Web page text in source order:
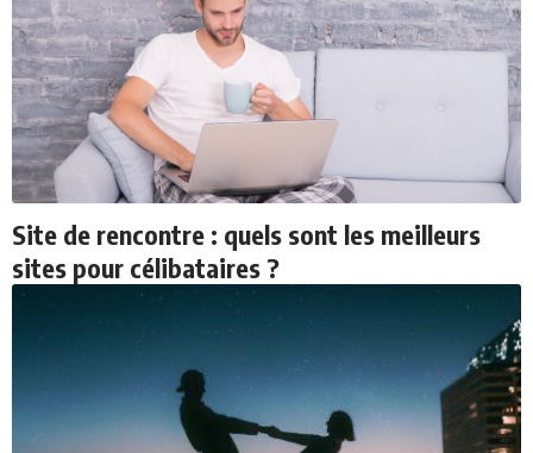
Site de rencontre : quels sont les meilleurs
sites pour célibataires ?